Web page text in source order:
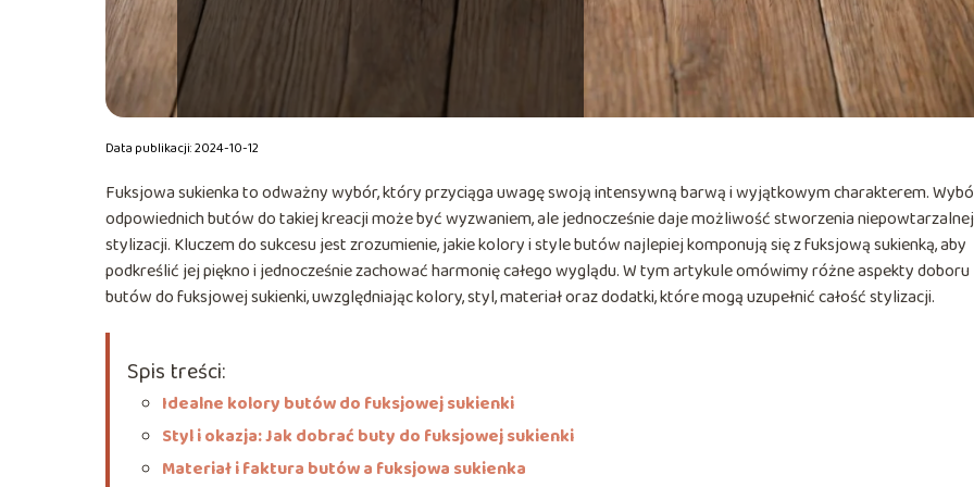
Data publikacji: 2024-10-12
Fuksjowa sukienka to odważny wybór, który przyciąga uwagę swoją intensywną barwą i wyjątkowym charakterem.
odpowiednich butów do takiej kreacji może być wyzwaniem, ale jednocześnie daje możliwość stworzenia niepowtarzalnej
stylizacji. Kluczem do sukcesu jest zrozumienie, jakie kolory i style butów najlepiej komponują się z fuksjową sukienką, aby
podkreślić jej piękno i jednocześnie zachować harmonię całego wyglądu. W tym artykule omówimy różne aspekty doboru
butów do fuksjowej sukienki, uwzględniając kolory, styl, materiał oraz dodatki, które mogą uzupełnić całość stylizacji.
Spis treści:
Idealne kolory butów do fuksjowej sukienki
Styl i okazja: Jak dobrać buty do fuksjowej sukienki
Materiał i faktura butów a fuksjowa sukienka